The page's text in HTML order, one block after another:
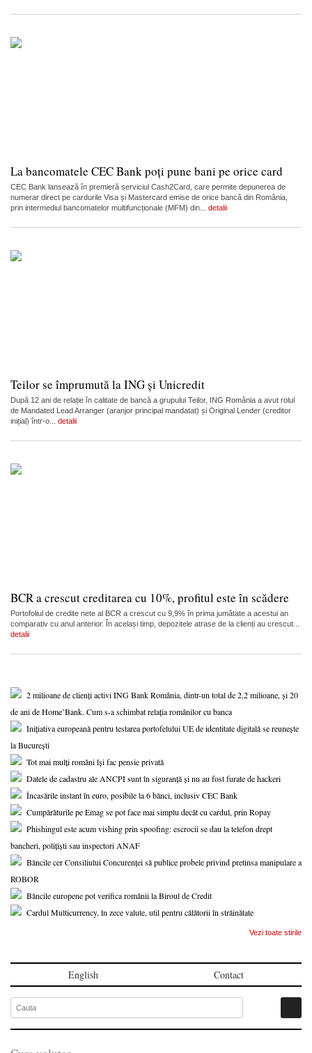
La bancomatele CEC Bank poți pune bani pe orice card
CEC Bank lansează în premieră serviciul Cash2Card, care permite depunerea de
numerar direct pe cardurile Visa și Mastercard emise de orice bancă din România,
prin intermediul bancomatelor multifuncționale (MFM) din... detalii
Teilor se împrumută la ING și Unicredit
După 12 ani de relație în calitate de bancă a grupului Teilor, ING România a avut rolul
de Mandated Lead Arranger (aranjor principal mandatat) și Original Lender (creditor
inițial) într-o... detalii
BCR a crescut creditarea cu 10%, profitul este în scădere
Portofoliul de credite nete al BCR a crescut cu 9,9% în prima jumătate a acestui an
comparativ cu anul anterior. În același timp, depozitele atrase de la clienți au crescut...
detalii
2 milioane de clienți activi ING Bank România, dintr-un total de 2,2 milioane, și 20
de ani de Home’Bank. Cum s-a schimbat relația românilor cu banca
Inițiativa europeană pentru testarea portofelului UE de identitate digitală se reunește
la București
Tot mai mulți români își fac pensie privată
Datele de cadastru ale ANCPI sunt în siguranță și nu au fost furate de hackeri
Încasările instant în euro, posibile la 6 bănci, inclusiv CEC Bank
Cumpărăturile pe Emag se pot face mai simplu decât cu cardul, prin Ropay
Phishingul este acum vishing prin spoofing: escrocii se dau la telefon drept
bancheri, polițiști sau inspectori ANAF
Băncile cer Consiliului Concurenței să publice probele privind pretinsa manipulare a
ROBOR
Băncile europene pot verifica românii la Biroul de Credit
Cardul Multicurrency, în zece valute, util pentru călătorii în străinătate
Vezi toate stirile
English Contact